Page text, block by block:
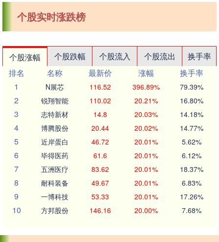
个股实时涨跌榜
个股涨幅 个股跌幅 个股流入 个股流出
换手率
排名
名称 最新价 涨幅
换手率
1
N展芯 116.52 396.89% 79.39%
2 锐翔智能 110.02 20.21% 16.80%
3 志特新材 14.8 20.03% 14.18%
4 博腾股份 20.44 20.02% 14.77%
5 近岸蛋白 46.72 20.01% 5.62%
6 毕得医药 61.6 20.01% 6.12%
7 五洲医疗 83.62 20.01% 18.37%
8 耐科装备 49.67 20.01% 6.83%
9 一博科技 53.33 20.01% 17.26%
10 方邦股份 146.16 20.00% 7.68%